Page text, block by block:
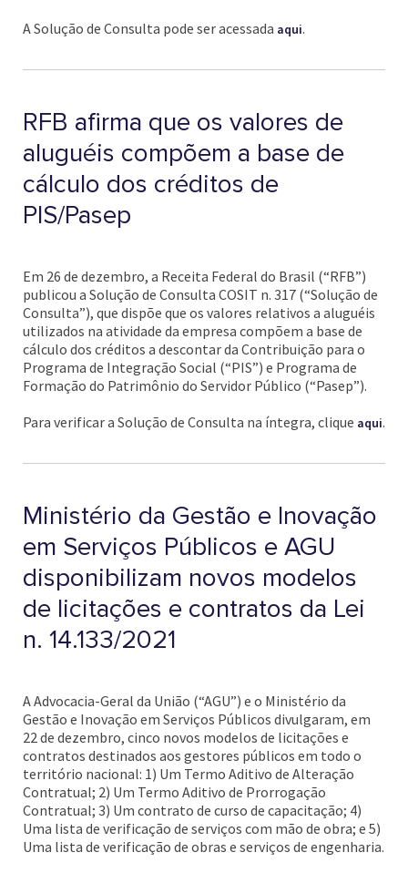
A Solução de Consulta pode ser acessada aqui.
RFB afirma que os valores de
aluguéis compõem a base de
cálculo dos créditos de
PIS/Pasep
Em 26 de dezembro, a Receita Federal do Brasil (“RFB”)
publicou a Solução de Consulta COSIT n. 317 (“Solução de
Consulta”), que dispõe que os valores relativos a aluguéis
utilizados na atividade da empresa compõem a base de
cálculo dos créditos a descontar da Contribuição para o
Programa de Integração Social (“PIS”) e Programa de
Formação do Patrimônio do Servidor Público (“Pasep”).
Para verificar a Solução de Consulta na íntegra, clique aqui.
Ministério da Gestão e Inovação
em Serviços Públicos e AGU
disponibilizam novos modelos
de licitações e contratos da Lei
n. 14.133/2021
A Advocacia-Geral da União (“AGU”) e o Ministério da
Gestão e Inovação em Serviços Públicos divulgaram, em
22 de dezembro, cinco novos modelos de licitações e
contratos destinados aos gestores públicos em todo o
território nacional: 1) Um Termo Aditivo de Alteração
Contratual; 2) Um Termo Aditivo de Prorrogação
Contratual; 3) Um contrato de curso de capacitação; 4)
Uma lista de verificação de serviços com mão de obra; e 5)
Uma lista de verificação de obras e serviços de engenharia.